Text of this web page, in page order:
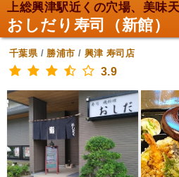
上総興津駅近くの穴場、美味天
おしだり寿司（新館）
千葉県/ 勝浦市 / 興津 寿司店
3.9